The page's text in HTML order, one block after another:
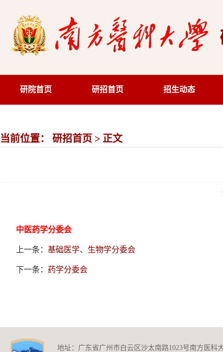
研院首页 研招首页 招生动态
当前位置： 研招首页 > 正文
中医药学分委会
上一条： 基础医学、生物学分委会
下一条： 药学分委会
地址：广东省广州市白云区沙太南路1023号南方医科